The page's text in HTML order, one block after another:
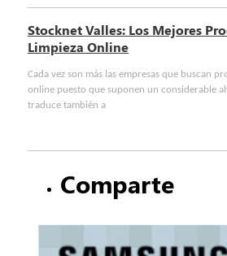
Stocknet Valles: Los Mejores
Limpieza Online
Cada vez son más las empresas que buscan
online puesto que suponen un considerable
traduce también a
Comparte